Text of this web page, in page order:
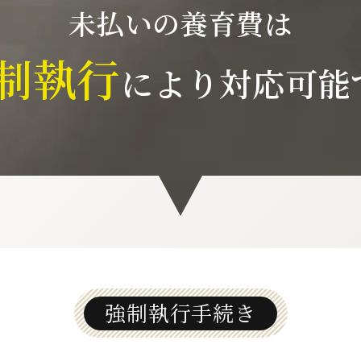
未払いの養育費は
執行により対応可能
強制執行手続き